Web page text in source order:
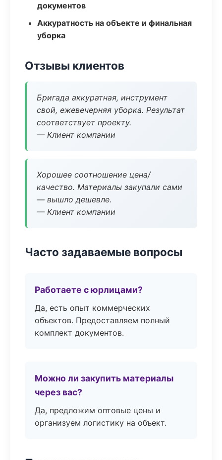
документов
Аккуратность на объекте и финальная
уборка
Отзывы клиентов
Бригада аккуратная, инструмент
свой, ежевечерняя уборка. Результат
соответствует проекту.
— Клиент компании
Хорошее соотношение цена/
качество. Материалы закупали сами
— вышло дешевле.
— Клиент компании
Часто задаваемые вопросы
Работаете с юрлицами?
Да, есть опыт коммерческих
объектов. Предоставляем полный
комплект документов.
Можно ли закупить материалы
через вас?
Да, предложим оптовые цены и
организуем логистику на объект.